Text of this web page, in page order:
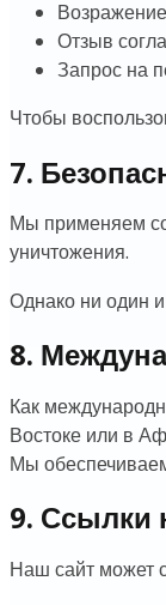
Отзыв
Запрос на
Чтобы
7.
Мы применяем
уничтожения.
Однако ни один
8.
Как
Востоке или в
Мы
9. Ссылки
Наш сайт может